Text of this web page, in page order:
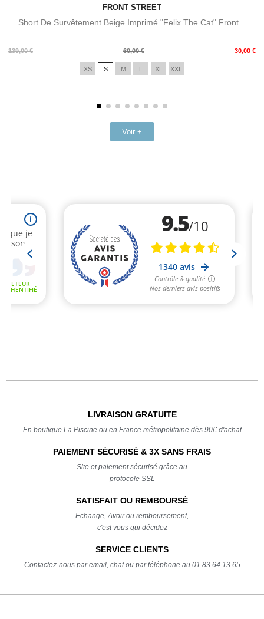
FRONT STREET
Short De Survêtement Beige Imprimé "Felix The Cat" Front...
139,00 €
Prix
60,00 € 30,00 €
Prix
XS S M L XL XXL
Voir +
LIVRAISON GRATUITE
En boutique La Piscine ou en France métropolitaine dès 90€ d'achat
PAIEMENT SÉCURISÉ & 3X SANS FRAIS
Site et paiement sécurisé grâce au
protocole SSL
SATISFAIT OU REMBOURSÉ
Echange, Avoir ou remboursement,
c'est vous qui décidez
SERVICE CLIENTS
Contactez-nous par email, chat ou par téléphone au 01.83.64.13.65